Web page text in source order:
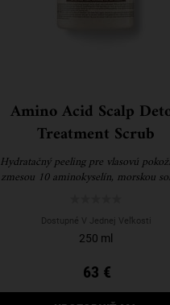
Amino Acid Scalp
Treatment Scrub
Hydratačný peeling pre vlasovú
zmesou 10 aminokyselín, morskou
Dostupné V Jednej Veľkosti
250 ml
63 €